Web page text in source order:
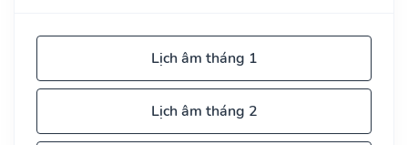
Lịch âm tháng 1
Lịch âm tháng 2